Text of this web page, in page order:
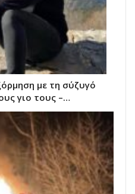
με τη σύζυγό
γιο τους –…